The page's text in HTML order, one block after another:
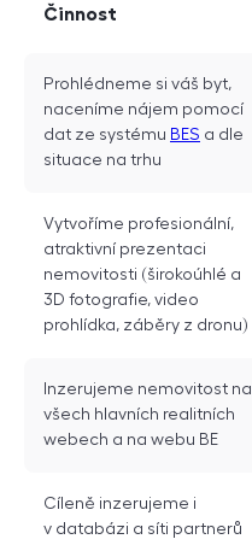
Činnost
Prohlédneme si váš byt,
naceníme nájem pomocí
dat ze systému BES a dle
situace na trhu
Vytvoříme profesionální,
atraktivní prezentaci
nemovitosti (širokoúhlé a
3D fotografie, video
prohlídka, záběry z dronu)
Inzerujeme nemovitost na
všech hlavních realitních
webech a na webu BE
Cíleně inzerujeme i
v databázi a síti partnerů